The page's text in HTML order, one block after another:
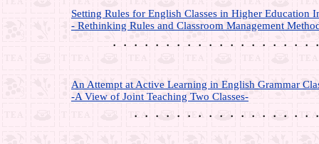
Setting Rules for English Classes in Higher Education
- Rethinking Rules and Classroom Management
・・・・・・・・・・・・・・・・・・
An Attempt at Active Learning in English Grammar
-A View of Joint Teaching Two Classes-
・・・・・・・・・・・・・・・・